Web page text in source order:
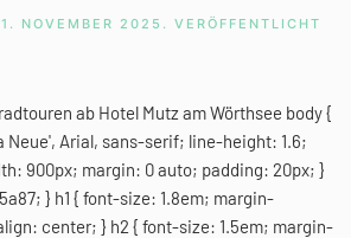
NOVEMBER 2025 . VERÖFFENTLICHT
ab Hotel Mutz am Wörthsee body {
Arial, sans-serif; line-height: 1.6;
900px; margin: 0 auto; padding: 20px; }
} h1 { font-size: 1.8em; margin-
center; } h2 { font-size: 1.5em; margin-